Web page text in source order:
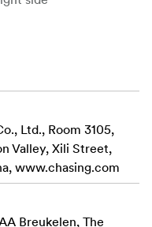
Ltd., Room 3105,
Valley, Xili Street,
www.chasing.com
Breukelen, The